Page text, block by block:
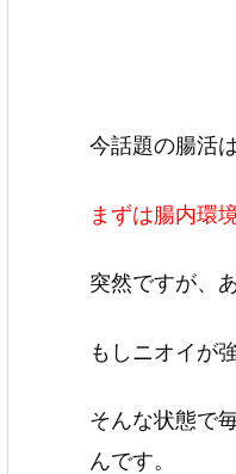
今話題の腸活
まずは腸内環
突然ですが、
もしニオイが
そんな状態で
んです。